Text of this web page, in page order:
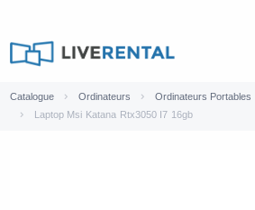
Catalogue Ordinateurs
Ordinateurs Portables
Laptop Msi Katana Rtx3050 I7 16gb